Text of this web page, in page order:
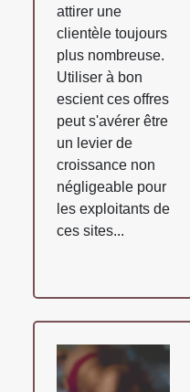
attirer une
clientèle toujours
plus nombreuse.
Utiliser à bon
escient ces offres
peut s'avérer être
un levier de
croissance non
négligeable pour
les exploitants de
ces sites...